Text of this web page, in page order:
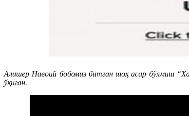
Алишер Навоий бобомиз битган шоҳ асар бўлмиш
ўқиган.